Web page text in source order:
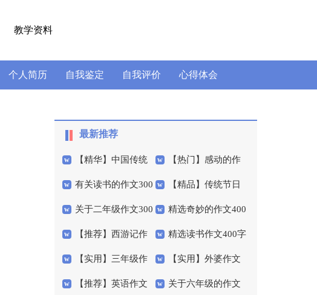
教学资料
个人简历 自我鉴定 自我评价 心得体会
最新推荐
【精华】中国传统
节日作文300字四篇
【热门】感动的作
文400字四篇
有关读书的作文300
字集合六篇
【精品】传统节日
元宵作文300字三篇
关于二年级作文300
字汇总8篇
精选奇妙的作文400
字四篇
【推荐】西游记作
文300字汇总八篇
精选读书作文400字
汇编8篇
【实用】三年级作
文300字锦集5篇
【实用】外婆作文
300字合集6篇
【推荐】英语作文 关于六年级的作文